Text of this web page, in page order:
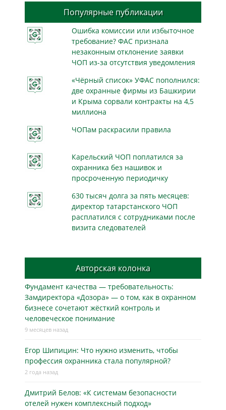
Популярные публикации
Ошибка комиссии или избыточное
требование? ФАС признала
незаконным отклонение заявки
ЧОП из-за отсутствия уведомления
«Чёрный список» УФАС пополнился:
две охранные фирмы из Башкирии
и Крыма сорвали контракты на 4,5
миллиона
ЧОПам раскрасили правила
Карельский ЧОП поплатился за
охранника без нашивок и
просроченную периодичку
630 тысяч долга за пять месяцев:
директор татарстанского ЧОП
расплатился с сотрудниками после
визита следователей
Авторская колонка
Фундамент качества — требовательность:
Замдиректора «Дозора» — о том, как в охранном
бизнесe сочетают жёсткий контроль и
человеческое понимание
9 месяцев назад
Егор Шипицин: Что нужно изменить, чтобы
профессия охранника стала популярной?
2 года назад
Дмитрий Белов: «К системам безопасности
отелей нужен комплексный подход»